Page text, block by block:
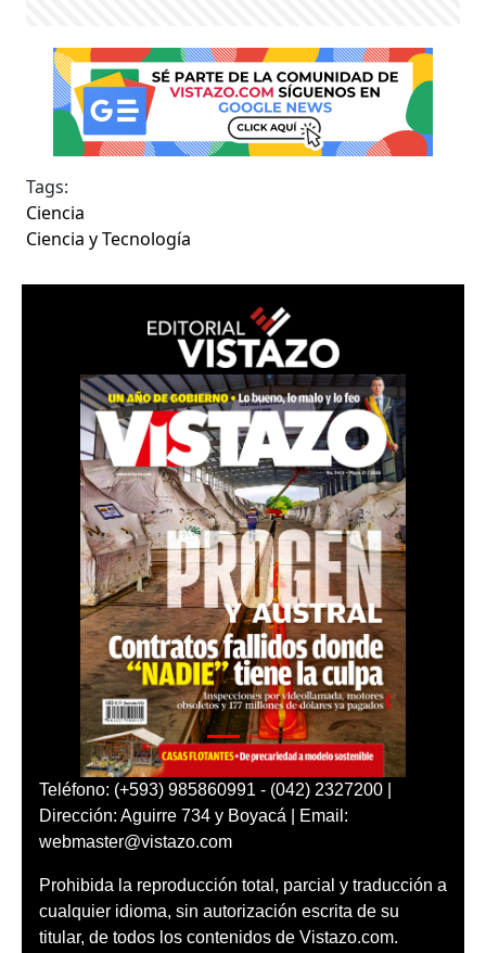
Tags:
Ciencia
Ciencia y Tecnología
Teléfono: (+593) 985860991 - (042) 2327200 |
Dirección: Aguirre 734 y Boyacá | Email:
webmaster@vistazo.com
Prohibida la reproducción total, parcial y traducción a
cualquier idioma, sin autorización escrita de su
titular, de todos los contenidos de Vistazo.com.